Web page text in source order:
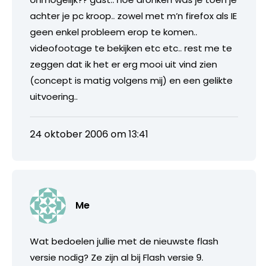
achter je pc kroop.. zowel met m’n firefox als IE
geen enkel probleem erop te komen..
videofootage te bekijken etc etc.. rest me te
zeggen dat ik het er erg mooi uit vind zien
(concept is matig volgens mij) en een gelikte
uitvoering..
24 oktober 2006 om 13:41
Me
Wat bedoelen jullie met de nieuwste flash
versie nodig? Ze zijn al bij Flash versie 9.